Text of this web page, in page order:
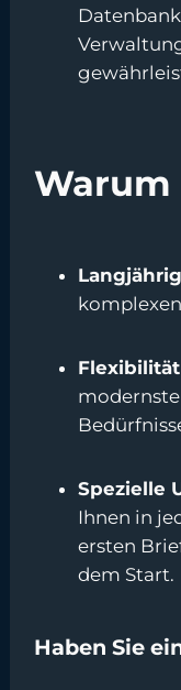
Warum
Spezielle
Ihnen in
ersten
dem Start.
Haben Sie